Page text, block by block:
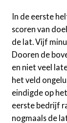
In de eerste
scoren van
de lat. Vijf
Dooren de
en niet veel
het veld
eindigde op
eerste bedrijf
nogmaals de